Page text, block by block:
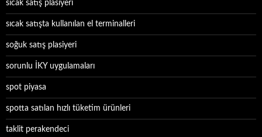
sıcak satış plasiyeri
sıcak satışta kullanılan el terminalleri
soğuk satış plasiyeri
sorunlu İKY uygulamaları
spot piyasa
spotta satılan hızlı tüketim ürünleri
taklit perakendeci